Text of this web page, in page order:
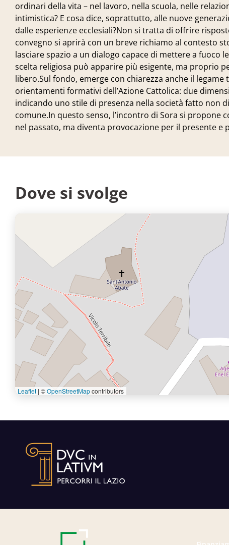
ordinari della vita – nel lavoro, nella scuola, nelle
intimistica? E cosa dice, soprattutto, alle nuove
dalle esperienze ecclesiali?Non si tratta di offrire
convegno si aprirà con un breve richiamo al contesto
lasciare spazio a un dialogo capace di mettere a fuoco
scelta religiosa può apparire più esigente, ma proprio
libero.Sul fondo, emerge con chiarezza anche il legame
orientamenti formativi dell’Azione Cattolica: due
indicando uno stile di presenza nella società fatto non
comune.In questo senso, l’incontro di Sora si propone
nel passato, ma diventa provocazione per il presente e
Dove si svolge
Leaflet | ©OpenStreetMapcontributors